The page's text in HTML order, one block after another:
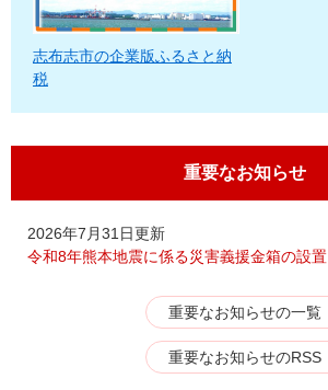
志布志市の企業版ふるさと納
税
重要なお知らせ
2026年7月31日更新
令和8年熊本地震に係る災害義援金箱の設置
重要なお知らせの一覧
重要なお知らせのRSS